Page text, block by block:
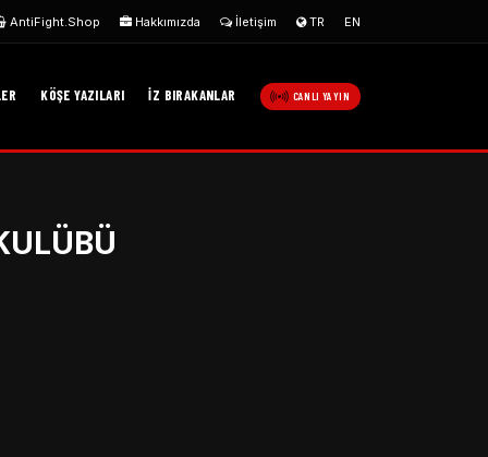
AntiFight.Shop Hakkımızda İletişim TR EN
KÖŞE YAZILARI İZ BIRAKANLAR CANLI YAYIN